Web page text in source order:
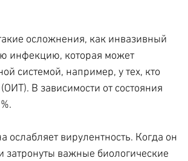
осложнения, как инвазивный
инфекцию, которая может
системой, например, у тех, кто
В зависимости от состояния
вирулентность. Когда он
важные биологические